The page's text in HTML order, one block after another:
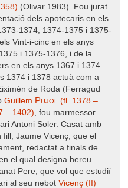
(Olivar 1983). Fou jurat
dels apotecaris en els
1374, 1374-1375 i 1375-
Vint-i-cinc en els anys
i 1375-1376, i de la
en els anys 1367 i 1374
1374 i 1378 actuà com a
de Roda (Ferragud
Guillem Pujol (fl. 1378 –
– 1402), fou marmessor
Antoni Soler. Casat amb
Jaume Vicenç, que el
redactat a finals de
el qual designa hereu
Pere, que vol que estudiï
al seu nebot Vicenç (II)